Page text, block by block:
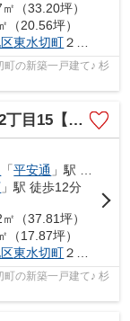
（33.20坪）
（20.56坪）
東水切町２丁目15
の新築一戸建て♪ 杉
新築一戸建て 2号棟
「平安通 」駅 徒歩10分
」駅 徒歩12分
（37.81坪）
（17.87坪）
東水切町２丁目15
の新築一戸建て♪ 杉